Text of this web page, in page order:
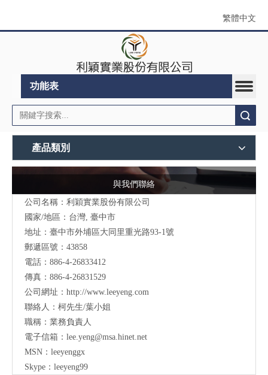
繁體中文
功能表
產品類別
與我們聯絡
公司名稱：利穎實業股份有限公司
國家/地區：台灣, 臺中市
地址： 臺中市外埔區大同里重光路93-1號
郵遞區號：43858
電話：886-4-26833412
傳真：886-4-26831529
公司網址： http://www.leeyeng.com
聯絡人：柯先生/葉小姐
職稱：業務負責人
電子信箱：lee.yeng@msa.hinet.net
MSN：leeyenggx
Skype：leeyeng99